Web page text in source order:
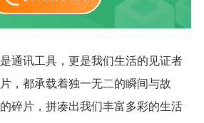
通讯工具，更是我们生活的见证者
，都承载着独一无二的瞬间与故
碎片，拼凑出我们丰富多彩的生活